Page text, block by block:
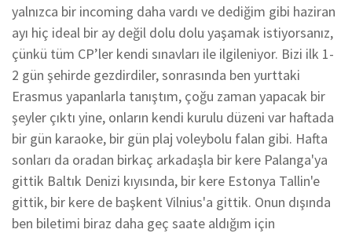
yalnızca bir incoming daha vardı ve dediğim gibi haziran
ayı hiç ideal bir ay değil dolu dolu yaşamak istiyorsanız,
çünkü tüm CP’ler kendi sınavları ile ilgileniyor. Bizi ilk 1-
2 gün şehirde gezdirdiler, sonrasında ben yurttaki
Erasmus yapanlarla tanıştım, çoğu zaman yapacak bir
şeyler çıktı yine, onların kendi kurulu düzeni var haftada
bir gün karaoke, bir gün plaj voleybolu falan gibi. Hafta
sonları da oradan birkaç arkadaşla bir kere Palanga'ya
gittik Baltık Denizi kıyısında, bir kere Estonya Tallin'e
gittik, bir kere de başkent Vilnius'a gittik. Onun dışında
ben biletimi biraz daha geç saate aldığım için